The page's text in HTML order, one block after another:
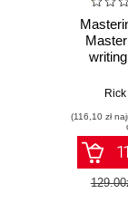
Python
(116,10 zł